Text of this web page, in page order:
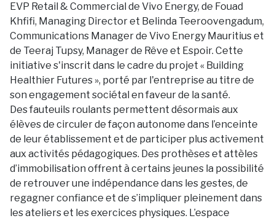
EVP Retail & Commercial de Vivo Energy, de Fouad
Khfifi, Managing Director et Belinda Teeroovengadum,
Communications Manager de Vivo Energy Mauritius et
de Teeraj Tupsy, Manager de Rêve et Espoir. Cette
initiative s'inscrit dans le cadre du projet « Building
Healthier Futures », porté par l'entreprise au titre de
son engagement sociétal en faveur de la santé.
Des fauteuils roulants permettent désormais aux
élèves de circuler de façon autonome dans l’enceinte
de leur établissement et de participer plus activement
aux activités pédagogiques. Des prothèses et attèles
d’immobilisation offrent à certains jeunes la possibilité
de retrouver une indépendance dans les gestes, de
regagner confiance et de s’impliquer pleinement dans
les ateliers et les exercices physiques. L’espace